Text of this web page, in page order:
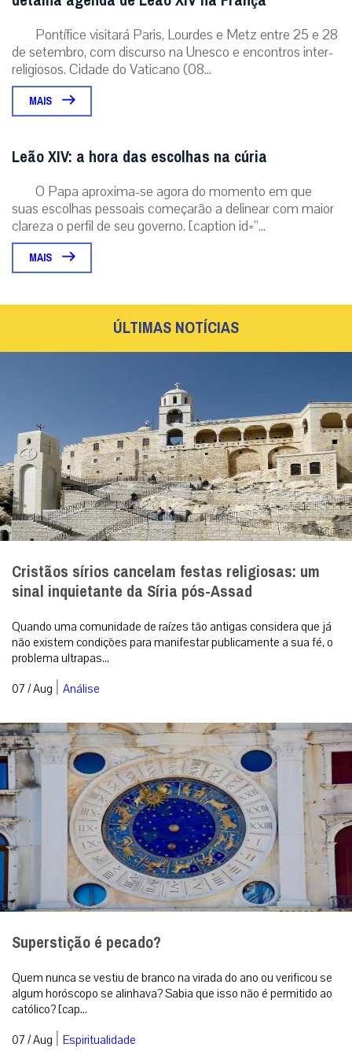
Pontífice visitará Paris, Lourdes e Metz entre 25 e 28
de setembro, com discurso na Unesco e encontros inter-
religiosos. Cidade do Vaticano (08...
MAIS
Leão XIV: a hora das escolhas na cúria
O Papa aproxima-se agora do momento em que
suas escolhas pessoais começarão a delinear com maior
clareza o perfil de seu governo. [caption id=”...
MAIS
ÚLTIMAS NOTÍCIAS
Cristãos sírios cancelam festas religiosas: um
sinal inquietante da Síria pós-Assad
Quando uma comunidade de raízes tão antigas considera que já
não existem condições para manifestar publicamente a sua fé, o
problema ultrapas...
07 / Aug | Análise
Superstição é pecado?
Quem nunca se vestiu de branco na virada do ano ou verificou se
algum horóscopo se alinhava? Sabia que isso não é permitido ao
católico? [cap...
07 / Aug | Espiritualidade